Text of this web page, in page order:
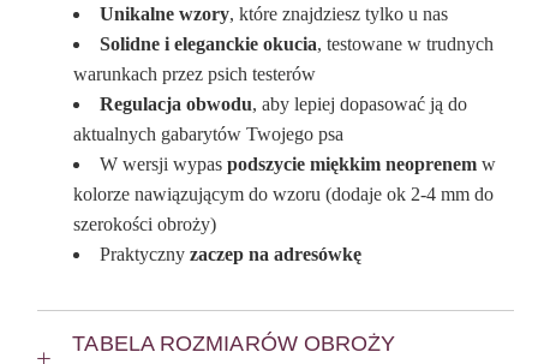
Unikalne wzory, które znajdziesz tylko u nas
Solidne i eleganckie okucia, testowane w trudnych
warunkach przez psich testerów
Regulacja obwodu, aby lepiej dopasować ją do
aktualnych gabarytów Twojego psa
W wersji wypaspodszycie miękkim neoprenem w
kolorze nawiązującym do wzoru (dodaje ok 2-4 mm do
szerokości obroży)
Praktyczny zaczep na adresówkę
TABELA ROZMIARÓW OBROŻY